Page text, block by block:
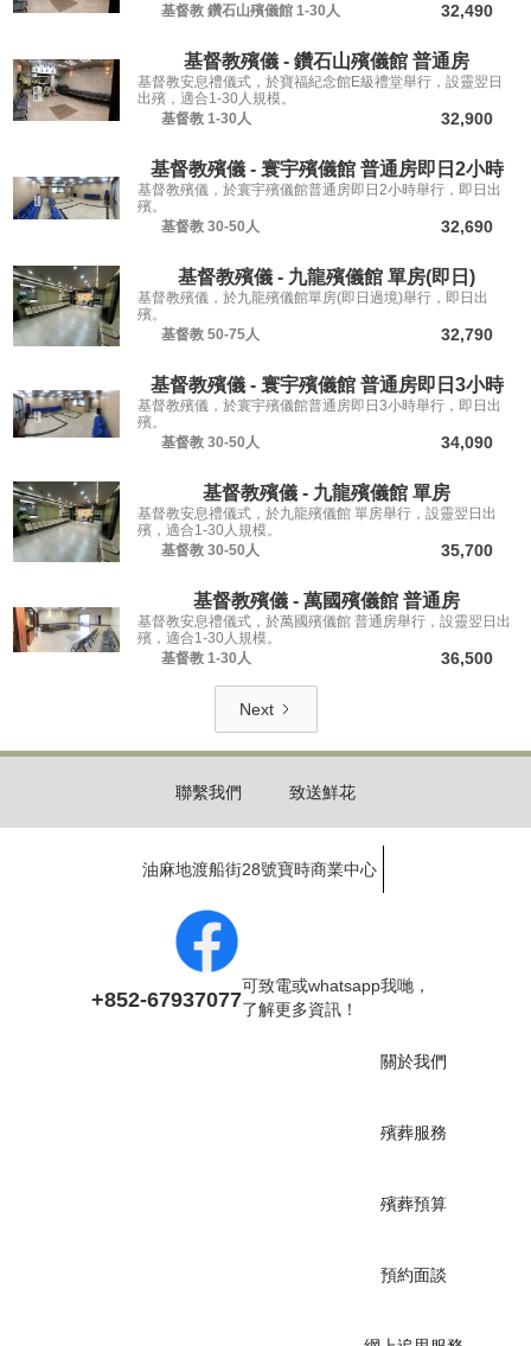
基督教 鑽石山殯儀館 1-30人 32,490
基督教殯儀 - 鑽石山殯儀館 普通房
基督教安息禮儀式，於寶福紀念館E級禮堂舉行，設靈翌日
出殯，適合1-30人規模。
基督教 1-30人 32,900
基督教殯儀 - 寰宇殯儀館 普通房即日2小時
基督教殯儀，於寰宇殯儀館普通房即日2小時舉行，即日出
殯。
基督教 30-50人 32,690
基督教殯儀 - 九龍殯儀館 單房(即日)
基督教殯儀，於九龍殯儀館單房(即日過境)舉行，即日出
殯。
基督教 50-75人 32,790
基督教殯儀 - 寰宇殯儀館 普通房即日3小時
基督教殯儀，於寰宇殯儀館普通房即日3小時舉行，即日出
殯。
基督教 30-50人 34,090
基督教殯儀 - 九龍殯儀館 單房
基督教安息禮儀式，於九龍殯儀館 單房舉行，設靈翌日出
殯，適合1-30人規模。
基督教 30-50人 35,700
基督教殯儀 - 萬國殯儀館 普通房
基督教安息禮儀式，於萬國殯儀館 普通房舉行，設靈翌日出
殯，適合1-30人規模。
基督教 1-30人 36,500
Next
聯繫我們 致送鮮花
油麻地渡船街28號寶時商業中心
關於我們
殯葬服務
殯葬預算
預約面談
+852-67937077
可致電或whatsapp我哋，
了解更多資訊！